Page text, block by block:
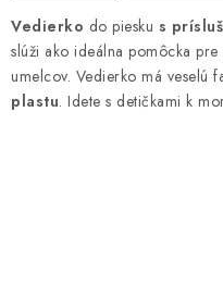
Vedierko do piesku s
slúži ako ideálna pomôcka
umelcov. Vedierko má veselú
plastu. Idete s detičkami k